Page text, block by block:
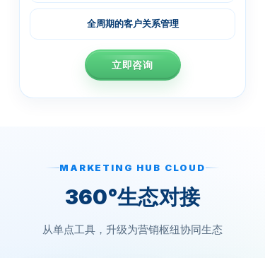
全周期的客户关系管理
立即咨询
MARKETING HUB CLOUD
360°生态对接
从单点工具，升级为营销枢纽协同生态